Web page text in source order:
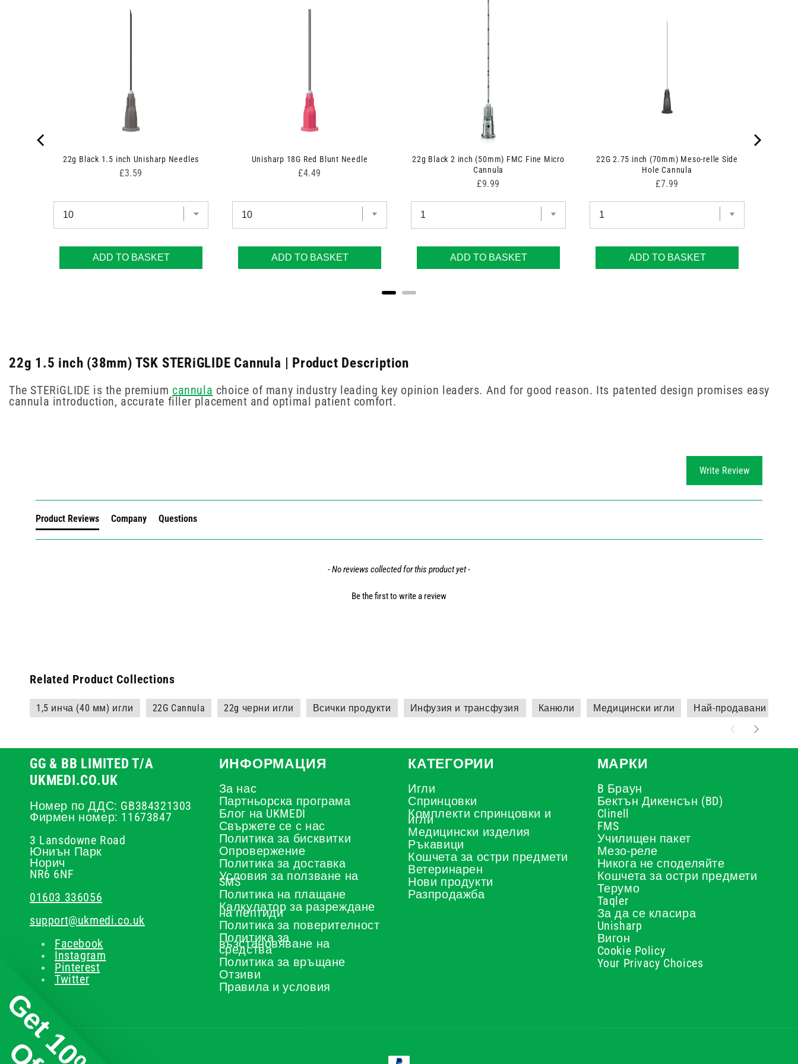
22g Black 1.5 inch Unisharp Needles
Price
£3.59
ADD TO BASKET
Unisharp 18G Red Blunt Needle
Price
£4.49
ADD TO BASKET
22g Black 2 inch (50mm) FMC Fine Micro
Cannula
Price
£9.99
ADD TO BASKET
22G 2.75 inch (70mm) Meso-relle Side
Hole Cannula
Price
£7.99
ADD TO BASKET
22g 1.5 inch (38mm) TSK STERiGLIDE Cannula | Product Description
The STERiGLIDE is the premium cannula choice of many industry leading key opinion leaders. And for good reason. Its patented design promises easy
cannula introduction, accurate filler placement and optimal patient comfort.
Write Review
Product Reviews Company Questions
- No reviews collected for this product yet -
Be the first to write a review
Related Product Collections
1,5 инча (40 мм) игли 22G Cannula 22g черни игли Всички продукти Инфузия и трансфузия Канюли Медицински игли Най-продавани
GG & BB LIMITED T/A
UKMEDI.CO.UK
Номер по ДДС: GB384321303
Фирмен номер: 11673847
3 Lansdowne Road
Юниън Парк
Норич
NR6 6NF
01603 336056
support@ukmedi.co.uk
Facebook
Instagram
Pinterest
Twitter
ИНФОРМАЦИЯ
За нас
Партньорска програма
Блог на UKMEDI
Свържете се с нас
Политика за бисквитки
Опровержение
Политика за доставка
Условия за ползване на
SMS
Политика на плащане
Калкулатор за разреждане
на пептиди
Политика за поверителност
Политика за
възстановяване на
средства
Политика за връщане
Отзиви
Правила и условия
КАТЕГОРИИ
Игли
Спринцовки
Комплекти спринцовки и
игли
Медицински изделия
Ръкавици
Кошчета за остри предмети
Ветеринарен
Нови продукти
Разпродажба
МАРКИ
B Браун
Бектън Дикенсън (BD)
Clinell
FMS
Училищен пакет
Мезо-реле
Никога не споделяйте
Кошчета за остри предмети
Терумо
Taqler
За да се класира
Unisharp
Вигон
Cookie Policy
Your Privacy Choices
Начини
Get 10%